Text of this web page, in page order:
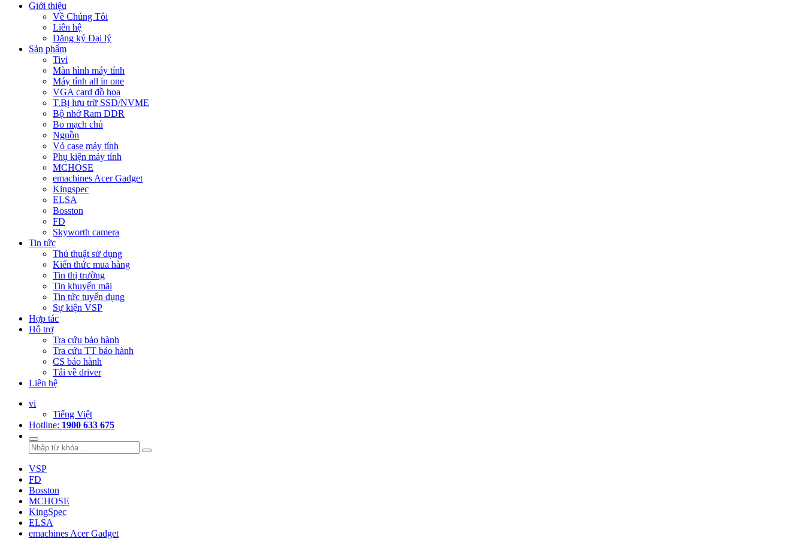
Giới thiệu
Về Chúng Tôi
Liên hệ
Đăng ký Đại lý
Sản phẩm
Tivi
Màn hình máy tính
Máy tính all in one
VGA card đồ họa
T.Bị lưu trữ SSD/NVME
Bộ nhớ Ram DDR
Bo mạch chủ
Nguồn
Vỏ case máy tính
Phụ kiện máy tính
MCHOSE
emachines Acer Gadget
Kingspec
ELSA
Bosston
FD
Skyworth camera
Tin tức
Thủ thuật sử dụng
Kiến thức mua hàng
Tin thị trường
Tin khuyến mãi
Tin tức tuyển dụng
Sự kiện VSP
Hợp tác
Hỗ trợ
Tra cứu bảo hành
Tra cứu TT bảo hành
CS bảo hành
Tải về driver
Liên hệ
vi
Tiếng Việt
Hotline: 1900 633 675
VSP
FD
Bosston
MCHOSE
KingSpec
ELSA
emachines Acer Gadget